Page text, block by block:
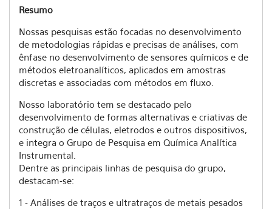
Resumo
Nossas pesquisas estão focadas no desenvolvimento
de metodologias rápidas e precisas de análises, com
ênfase no desenvolvimento de sensores químicos e de
métodos eletroanalíticos, aplicados em amostras
discretas e associadas com métodos em fluxo.
Nosso laboratório tem se destacado pelo
desenvolvimento de formas alternativas e criativas de
construção de células, eletrodos e outros dispositivos,
e integra o Grupo de Pesquisa em Química Analítica
Instrumental.
Dentre as principais linhas de pesquisa do grupo,
destacam-se:
1 - Análises de traços e ultratraços de metais pesados